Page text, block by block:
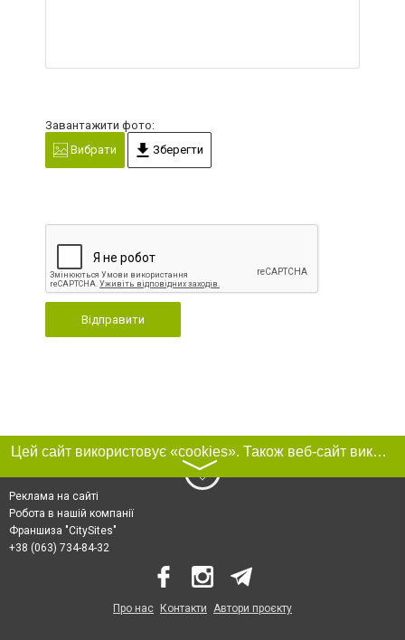
Завантажити фото:
Вибрати
Зберегти
Відправити
Цей сайт використовує «cookies». Також веб-сайт використовує інтернет-сервіс для збору технічних даних стосовно відвідувачів з метою отримання маркетингової та статистичної інформації. Умови обробки даних відвідувачів сайту див.
〉
Реклама на сайті
Робота в нашій компанії
Франшиза "CitySites"
+38 (063) 734-84-32
Про нас Контакти Автори проєкту